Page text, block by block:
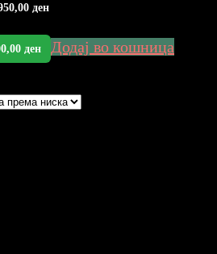
ден
ден Додај во кошница